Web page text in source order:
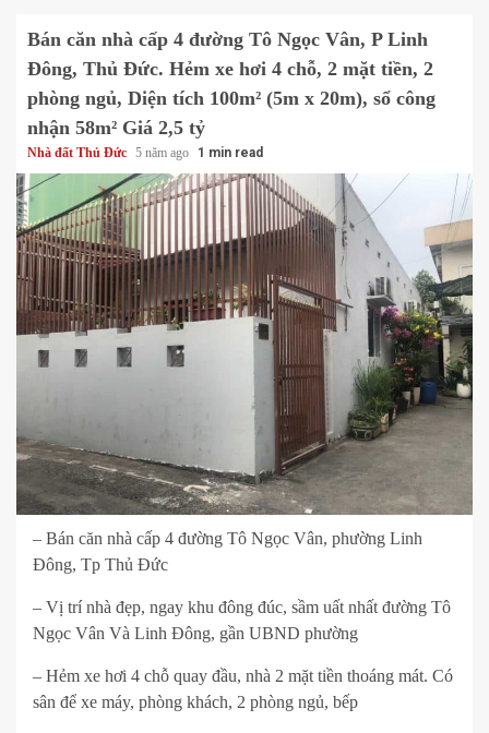
Bán căn nhà cấp 4 đường Tô Ngọc Vân, P Linh
Đông, Thủ Đức. Hẻm xe hơi 4 chỗ, 2 mặt tiền, 2
phòng ngủ, Diện tích 100m² (5m x 20m), sổ công
nhận 58m² Giá 2,5 tỷ
Nhà đất Thủ Đức 5 năm ago 1 min read
– Bán căn nhà cấp 4 đường Tô Ngọc Vân, phường Linh
Đông, Tp Thủ Đức
– Vị trí nhà đẹp, ngay khu đông đúc, sầm uất nhất đường Tô
Ngọc Vân Và Linh Đông, gần UBND phường
– Hẻm xe hơi 4 chỗ quay đầu, nhà 2 mặt tiền thoáng mát. Có
sân để xe máy, phòng khách, 2 phòng ngủ, bếp